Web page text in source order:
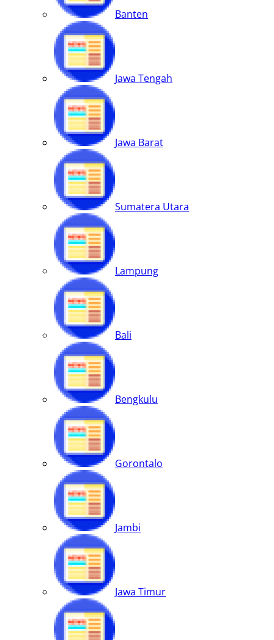
Banten
Jawa Tengah
Jawa Barat
Sumatera Utara
Lampung
Bali
Bengkulu
Gorontalo
Jambi
Jawa Timur